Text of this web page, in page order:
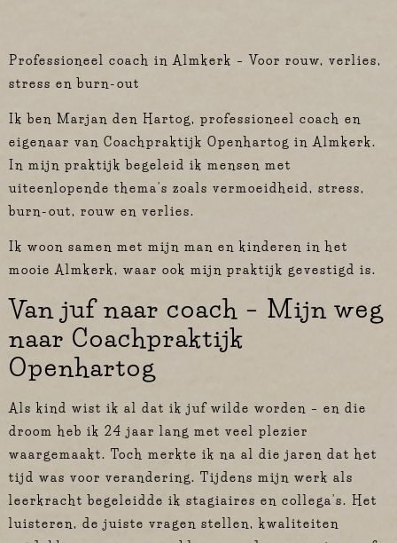
Professioneel coach in Almkerk – Voor rouw, verlies,
stress en burn-out
Ik ben Marjan den Hartog, professioneel coach en
eigenaar van Coachpraktijk Openhartog in Almkerk.
In mijn praktijk begeleid ik mensen met
uiteenlopende thema’s zoals vermoeidheid, stress,
burn-out, rouw en verlies.
Ik woon samen met mijn man en kinderen in het
mooie Almkerk, waar ook mijn praktijk gevestigd is.
Van juf naar coach – Mijn weg
naar Coachpraktijk
Openhartog
Als kind wist ik al dat ik juf wilde worden – en die
droom heb ik 24 jaar lang met veel plezier
waargemaakt. Toch merkte ik na al die jaren dat het
tijd was voor verandering. Tijdens mijn werk als
leerkracht begeleidde ik stagiaires en collega’s. Het
luisteren, de juiste vragen stellen, kwaliteiten